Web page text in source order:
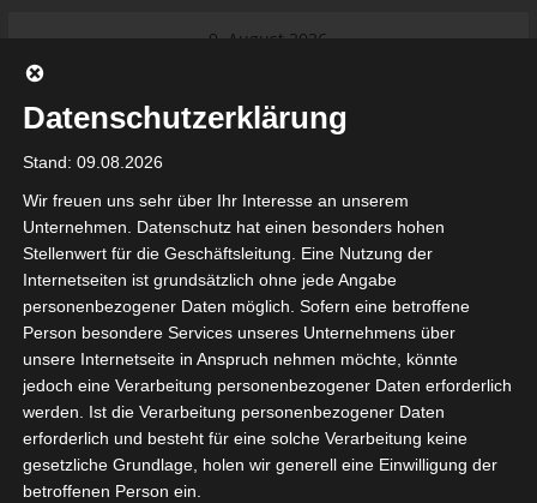
9. August 2026
beginnt am 22. und 23. August
2026 (Update)
Meisterschaft an
Ligue 1 Pro: Spielplan der ersten 15
Spieltage der Saison 2026/2027
Ligue 2 Pro Tunesien 2026/2027 –
Saison beginnt am am 19./20.
September 2026
Internationaler Sportgerichtshof
lehnt Eilverfahren ab – AS Soliman
steuert auf die Ligue 2 zu
tunesienfussball.de
Tunesien Ligafußball
von Google Adsense (Google Ireland Limited, Gordon House, Barrow
Ireland) benötigen wir laut DSGVO Ihre Zustimmung. Es werden seitens
Daten erhoben, verarbeitet und gespeichert. Welche Daten genau
bitte den Datenschutzbedingungen.
Datenschutzerklärung
Stand: 09.08.2026
Wir freuen uns sehr über Ihr Interesse an unserem
Unternehmen. Datenschutz hat einen besonders hohen
Stellenwert für die Geschäftsleitung. Eine Nutzung der
Internetseiten ist grundsätzlich ohne jede Angabe
personenbezogener Daten möglich. Sofern eine betroffene
Person besondere Services unseres Unternehmens über
unsere Internetseite in Anspruch nehmen möchte, könnte
jedoch eine Verarbeitung personenbezogener Daten erforderlich
werden. Ist die Verarbeitung personenbezogener Daten
erforderlich und besteht für eine solche Verarbeitung keine
gesetzliche Grundlage, holen wir generell eine Einwilligung der
betroffenen Person ein.